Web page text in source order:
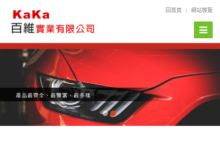
回首頁 網站導覽
Toggle